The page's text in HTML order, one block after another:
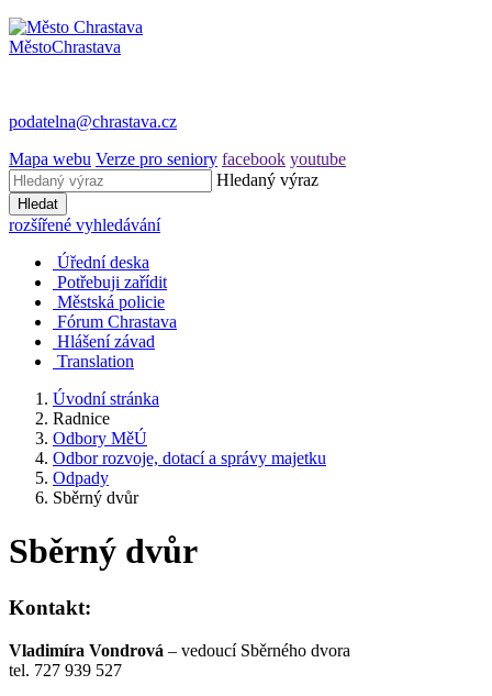
MěstoChrastava
podatelna@chrastava.cz
Mapa webu Verze pro seniory facebook youtube
Hledaný výraz
Hledat
rozšířené vyhledávání
Úřední deska
Potřebuji zařídit
Městská policie
Fórum Chrastava
Hlášení závad
Translation
Úvodní stránka
Radnice
Odbory MěÚ
Odbor rozvoje, dotací a správy majetku
Odpady
Sběrný dvůr
Sběrný dvůr
Kontakt:
Vladimíra Vondrová – vedoucí Sběrného dvora
tel. 727 939 527